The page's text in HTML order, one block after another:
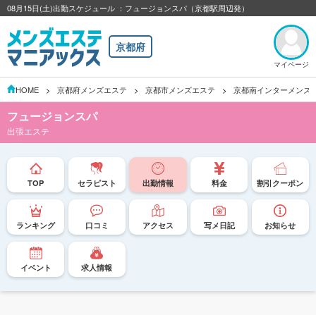
08月15日(土)出勤スケジュール ：フュージョンスパ（京都駅周辺発）
京都府
マイページ
HOME 京都府メンズエステ 京都市メンズエステ 京都南インターメンズ
フュージョンスパ
出張エステ
TOP セラピスト 出勤情報 料金 割引クーポン
ランキング 口コミ アクセス 写メ日記 お知らせ
イベント 求人情報